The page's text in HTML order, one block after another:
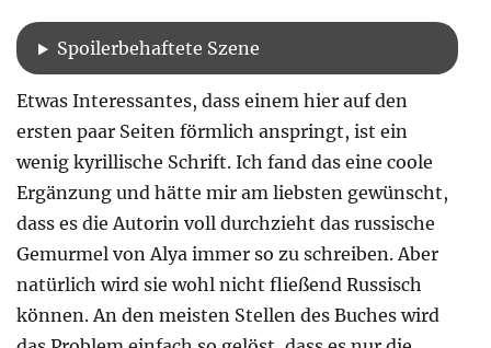
Spoilerbehaftete Szene
Etwas Interessantes, dass einem hier auf den
ersten paar Seiten förmlich anspringt, ist ein
wenig kyrillische Schrift. Ich fand das eine coole
Ergänzung und hätte mir am liebsten gewünscht,
dass es die Autorin voll durchzieht das russische
Gemurmel von Alya immer so zu schreiben. Aber
natürlich wird sie wohl nicht fließend Russisch
können. An den meisten Stellen des Buches wird